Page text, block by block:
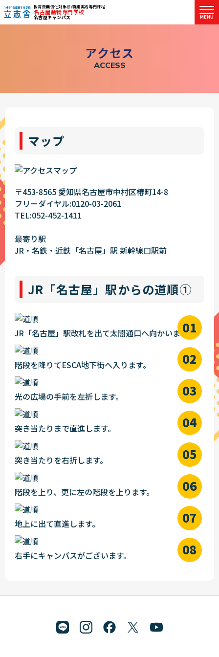
"好き"を応援する学校 立志舎
教育費無償化対象校/職業実践専門課程
名古屋動物専門学校
名古屋キャンパス MENU
アクセス
ACCESS
マップ
〒453-8565 愛知県名古屋市中村区椿町14-8
フリーダイヤル:0120-03-2061
TEL:052-452-1411
最寄り駅
JR・名鉄・近鉄「名古屋」駅 新幹線口駅前
JR「名古屋」駅からの道順①
JR「名古屋」駅改札を出て太閤通口へ向かいます。
階段を降りてESCA地下街へ入ります。
光の広場の手前を左折します。
突き当たりまで直進します。
突き当たりを右折します。
階段を上り、更に左の階段を上ります。
地上に出て直進します。
右手にキャンパスがございます。